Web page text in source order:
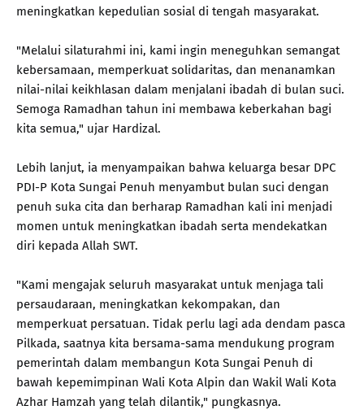
meningkatkan kepedulian sosial di tengah masyarakat.
"Melalui silaturahmi ini, kami ingin meneguhkan semangat
kebersamaan, memperkuat solidaritas, dan menanamkan
nilai-nilai keikhlasan dalam menjalani ibadah di bulan suci.
Semoga Ramadhan tahun ini membawa keberkahan bagi
kita semua," ujar Hardizal.
Lebih lanjut, ia menyampaikan bahwa keluarga besar DPC
PDI-P Kota Sungai Penuh menyambut bulan suci dengan
penuh suka cita dan berharap Ramadhan kali ini menjadi
momen untuk meningkatkan ibadah serta mendekatkan
diri kepada Allah SWT.
"Kami mengajak seluruh masyarakat untuk menjaga tali
persaudaraan, meningkatkan kekompakan, dan
memperkuat persatuan. Tidak perlu lagi ada dendam pasca
Pilkada, saatnya kita bersama-sama mendukung program
pemerintah dalam membangun Kota Sungai Penuh di
bawah kepemimpinan Wali Kota Alpin dan Wakil Wali Kota
Azhar Hamzah yang telah dilantik," pungkasnya.